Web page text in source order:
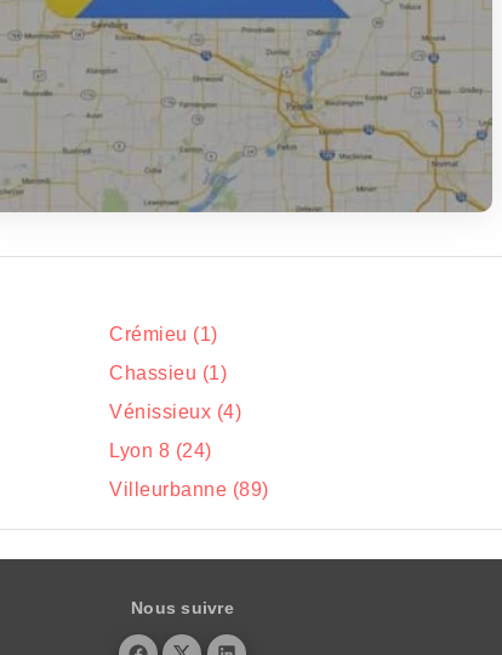
Crémieu (1)
Chassieu (1)
Vénissieux (4)
Lyon 8 (24)
Villeurbanne (89)
Nous suivre